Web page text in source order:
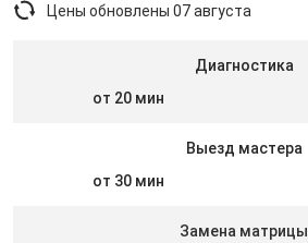
Цены обновлены 07 августа
Диагностика
от 20 мин
Выезд мастера
от 30 мин
Замена матрицы